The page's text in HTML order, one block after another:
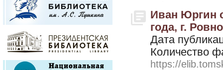
Иван Юргин
года, г.
Дата
Количество
https://